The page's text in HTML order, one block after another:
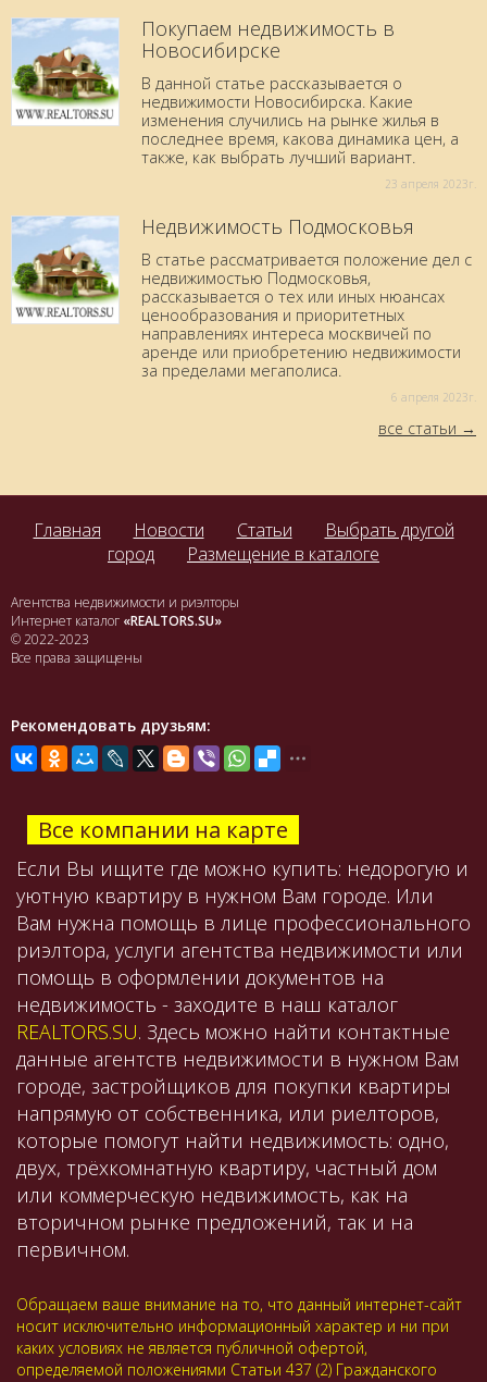
Покупаем недвижимость в
Новосибирске
В данной статье рассказывается о
недвижимости Новосибирска. Какие
изменения случились на рынке жилья в
последнее время, какова динамика цен, а
также, как выбрать лучший вариант.
23 aпреля 2023г.
Недвижимость Подмосковья
В статье рассматривается положение дел с
недвижимостью Подмосковья,
рассказывается о тех или иных нюансах
ценообразования и приоритетных
направлениях интереса москвичей по
аренде или приобретению недвижимости
за пределами мегаполиса.
6 aпреля 2023г.
все статьи
Главная Новости Статьи
Выбрать другой
город
Размещение в каталоге
Агентства недвижимости и риэлторы
Интернет каталог «REALTORS.SU»
© 2022-2023
Все права защищены
Рекомендовать друзьям:
Все компании на карте
Если Вы ищите где можно купить: недорогую и
уютную квартиру в нужном Вам городе. Или
Вам нужна помощь в лице профессионального
риэлтора, услуги агентства недвижимости или
помощь в оформлении документов на
недвижимость - заходите в наш каталог
REALTORS.SU. Здесь можно найти контактные
данные агентств недвижимости в нужном Вам
городе, застройщиков для покупки квартиры
напрямую от собственника, или риелторов,
которые помогут найти недвижимость: одно,
двух, трёхкомнатную квартиру, частный дом
или коммерческую недвижимость, как на
вторичном рынке предложений, так и на
первичном.
Обращаем ваше внимание на то, что данный интернет-сайт
носит исключительно информационный характер и ни при
каких условиях не является публичной офертой,
определяемой положениями Статьи 437 (2) Гражданского